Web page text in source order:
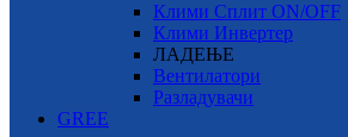
Клими Сплит ON/OFF
Клими Инвертер
ЛАДЕЊЕ
Вентилатори
Разладувачи
GREE